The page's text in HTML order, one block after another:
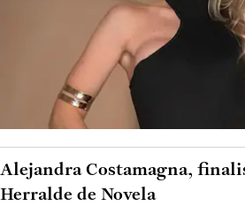
Alejandra Costamagna,
Herralde de Novela